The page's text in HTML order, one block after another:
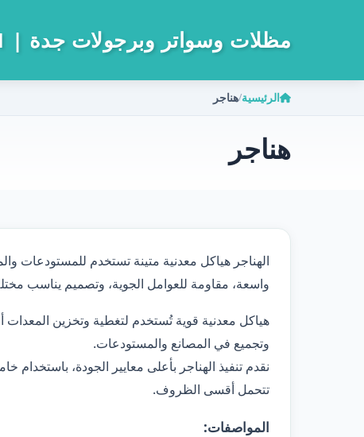
مظلات وسواتر وبرجولات جدة | 0533733311
الرئيسية/هناجر
هناجر
الهناجر هياكل معدنية متينة تستخدم للمستودعات
واسعة، مقاومة للعوامل الجوية، وتصميم يناسب
هياكل معدنية قوية تُستخدم لتغطية وتخزين المعدات
وتجميع في المصانع والمستودعات.
نقدم تنفيذ الهناجر بأعلى معايير الجودة، باستخدام
تتحمل أقسى الظروف.
المواصفات: